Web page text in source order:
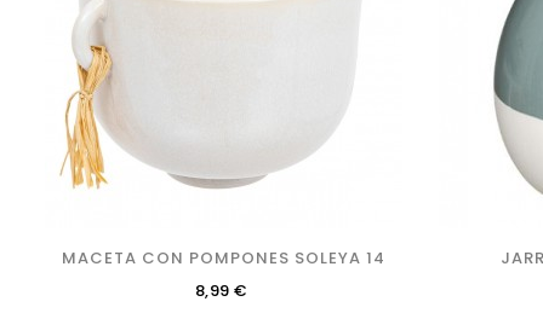
MACETA CON POMPONES SOLEYA 14
Precio
8,99 €